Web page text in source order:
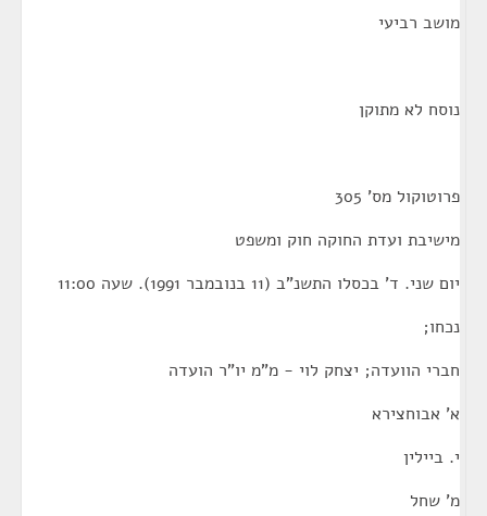
מושב רביעי
נוסח לא מתוקן
פרוטוקול מס' 305
מישיבת ועדת החוקה חוק ומשפט
יום שני. ד' בכסלו התשנ"ב (11 בנובמבר 1991). שעה 11:00
נכחו;
חברי הוועדה; יצחק לוי - מ"מ יו"ר הועדה
א' אבוחצירא
י. ביילין
מ' שחל